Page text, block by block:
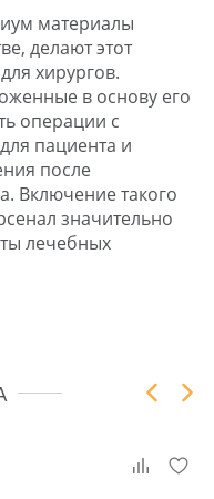
материалы
делают этот
хирургов.
в основу его
операции с
пациента и
после
Включение такого
значительно
лечебных